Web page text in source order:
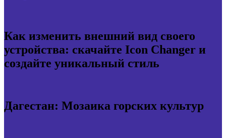
Как изменить внешний вид своего
устройства: скачайте Icon Changer и
создайте уникальный стиль
Дагестан: Мозаика горских культур